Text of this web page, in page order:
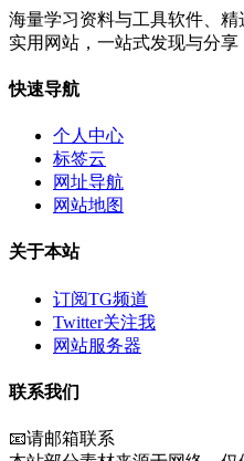
海量学习资料与工具软件、
实用网站，一站式发现与分享
快速导航
个人中心
标签云
网址导航
网站地图
关于本站
订阅TG频道
Twitter关注我
网站服务器
联系我们
📧请邮箱联系